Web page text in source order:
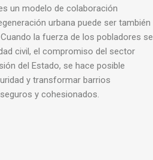
un modelo de colaboración
urbana puede ser también
la fuerza de los pobladores se
civil, el compromiso del sector
del Estado, se hace posible
y transformar barrios
y cohesionados.